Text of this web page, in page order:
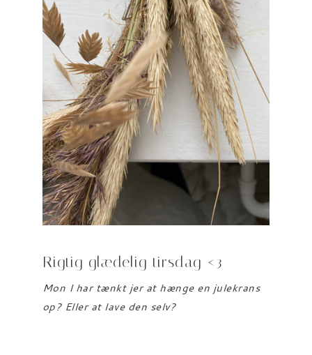
Rigtig glædelig tirsdag <3
Mon I har tænkt jer at hænge en julekrans
op? Eller at lave den selv?